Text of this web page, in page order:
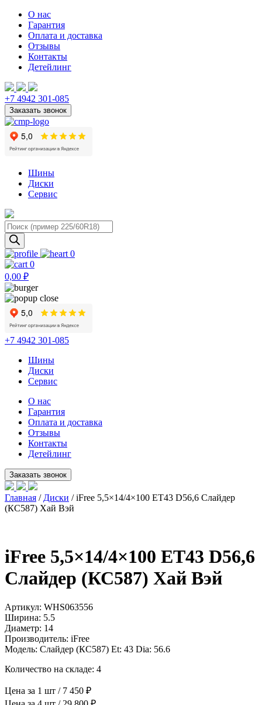
О нас
Гарантия
Оплата и доставка
Отзывы
Контакты
Детейлинг
+7 4942 301-085
Шины
Диски
Сервис
Поиск
товаров
0
0
0,00 ₽
+7 4942 301-085
Шины
Диски
Сервис
О нас
Гарантия
Оплата и доставка
Отзывы
Контакты
Детейлинг
Главная / Диски / iFree 5,5×14/4×100 ET43 D56,6 Слайдер
(КС587) Хай Вэй
iFree 5,5×14/4×100 ET43 D56,6
Слайдер (КС587) Хай Вэй
Артикул: WHS063556
Ширина: 5.5
Диаметр: 14
Производитель: iFree
Модель: Слайдер (КС587) Et: 43 Dia: 56.6
Количество на складе: 4
Цена за 1 шт / 7 450 ₽